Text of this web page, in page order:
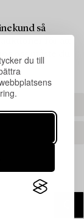
du till
så
för att
oss måste du